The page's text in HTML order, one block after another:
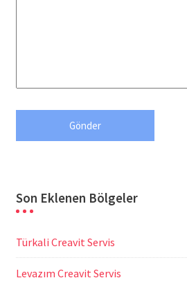
Son Eklenen Bölgeler
Türkali Creavit Servis
Levazım Creavit Servis